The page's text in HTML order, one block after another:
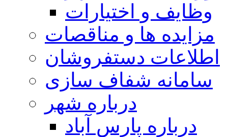
وظایف و اختیارات
مزایده ها و مناقصات
اطلاعات دستفروشان
سامانه شفاف سازی
درباره شهر
درباره پارس آباد